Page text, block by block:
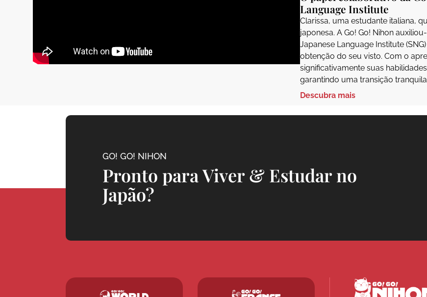
Language Institute
Clarissa, uma estudante italiana,
japonesa. A Go! Go! Nihon
Japanese Language Institute
obtenção do seu visto. Com o
significativamente suas
garantindo uma transição
Descubra mais
GO! GO! NIHON
Pronto para Viver & Estudar no
Japão?